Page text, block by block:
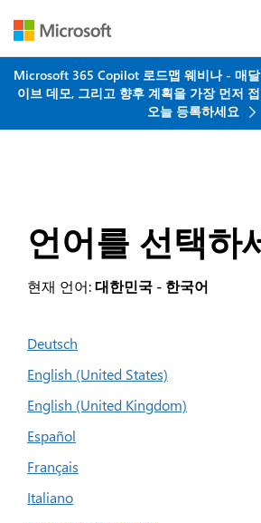
Microsoft 365 Copilot 로드맵 웨비나 - 매
이브 데모, 그리고 향후 계획을 가장 먼저
오늘 등록하세요
언어를 선택하
현재 언어:대한민국 - 한국어
Deutsch
English (United States)
English (United Kingdom)
Español
Français
Italiano